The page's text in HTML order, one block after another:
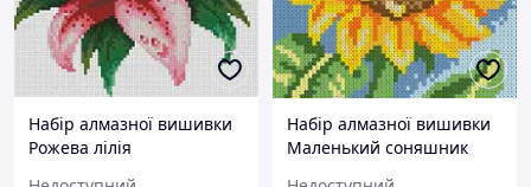
Набір алмазної вишивки
Рожева лілія
Набір алмазної вишивки
Маленький соняшник